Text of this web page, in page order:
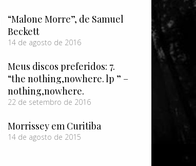
“Malone Morre”, de Samuel
Beckett
14 de agosto de 2016
Meus discos preferidos: 7.
“the nothing​,​nowhere. lp ” –
nothing​,​nowhere.
22 de setembro de 2016
Morrissey em Curitiba
14 de agosto de 2015